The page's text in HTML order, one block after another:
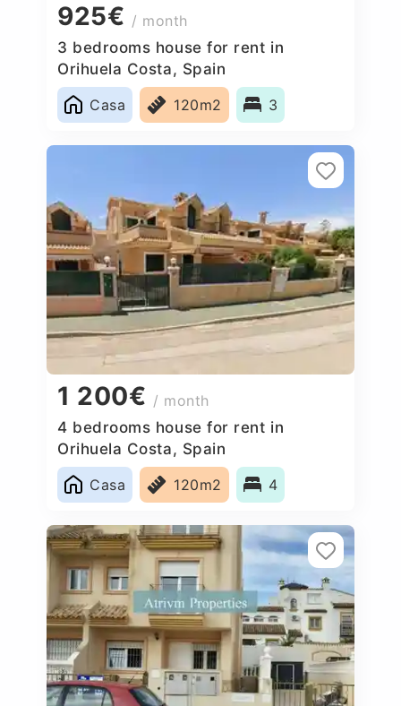
925€ / month
3 bedrooms house for rent in
Orihuela Costa, Spain
Casa
120m2 3
1 200€ / month
4 bedrooms house for rent in
Orihuela Costa, Spain
Casa
120m2 4